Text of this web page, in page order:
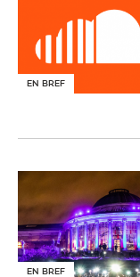
EN BREF
EN BREF